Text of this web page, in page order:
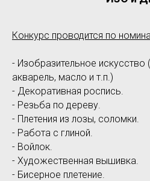
Конкурс проводится по
- Изобразительное искусство
акварель, масло и т.п.)
- Декоративная роспись.
- Резьба по дереву.
- Плетения из лозы, соломки.
- Работа с глиной.
- Войлок.
- Художественная вышивка.
- Бисерное плетение.